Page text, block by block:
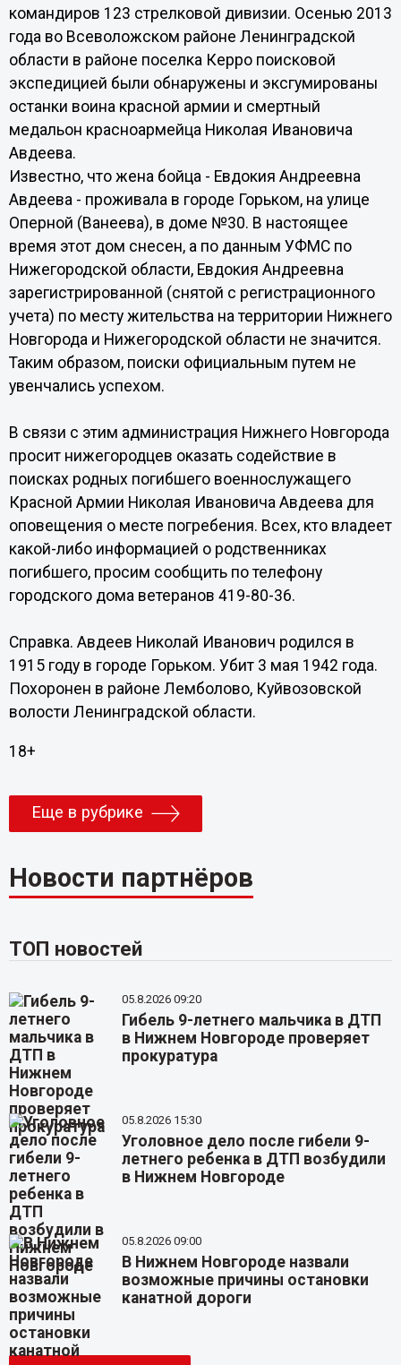
командиров 123 стрелковой дивизии. Осенью 2013
года во Всеволожском районе Ленинградской
области в районе поселка Керро поисковой
экспедицией были обнаружены и эксгумированы
останки воина красной армии и смертный
медальон красноармейца Николая Ивановича
Авдеева.
Известно, что жена бойца - Евдокия Андреевна
Авдеева - проживала в городе Горьком, на улице
Оперной (Ванеева), в доме №30. В настоящее
время этот дом снесен, а по данным УФМС по
Нижегородской области, Евдокия Андреевна
зарегистрированной (снятой с регистрационного
учета) по месту жительства на территории Нижнего
Новгорода и Нижегородской области не значится.
Таким образом, поиски официальным путем не
увенчались успехом.
В связи с этим администрация Нижнего Новгорода
просит нижегородцев оказать содействие в
поисках родных погибшего военнослужащего
Красной Армии Николая Ивановича Авдеева для
оповещения о месте погребения. Всех, кто владеет
какой-либо информацией о родственниках
погибшего, просим сообщить по телефону
городского дома ветеранов 419-80-36.
Справка. Авдеев Николай Иванович родился в
1915 году в городе Горьком. Убит 3 мая 1942 года.
Похоронен в районе Лемболово, Куйвозовской
волости Ленинградской области.
18+
Еще в рубрике
Новости партнёров
ТОП новостей
05.8.2026 09:20
Гибель 9-летнего мальчика в ДТП
в Нижнем Новгороде проверяет
прокуратура
05.8.2026 15:30
Уголовное дело после гибели 9-
летнего ребенка в ДТП возбудили
в Нижнем Новгороде
05.8.2026 09:00
В Нижнем Новгороде назвали
возможные причины остановки
канатной дороги